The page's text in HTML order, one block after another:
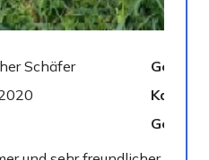
Schäfer
Gechipt